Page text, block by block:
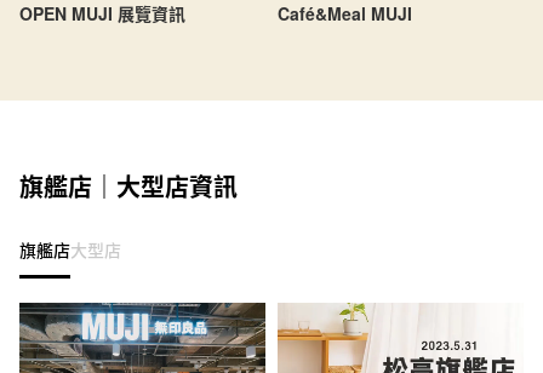
OPEN MUJI 展覽資訊 Café&Meal MUJI
旗艦店｜大型店資訊
旗艦店大型店